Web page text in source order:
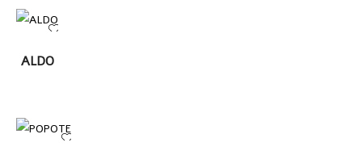
MÁS
ALDO